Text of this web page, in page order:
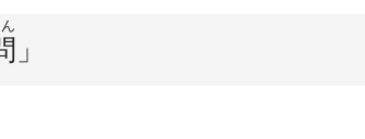
」